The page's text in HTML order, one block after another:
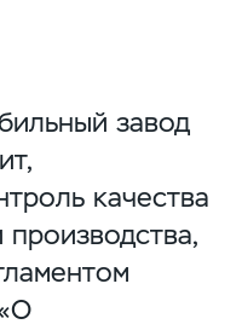
завод
качества